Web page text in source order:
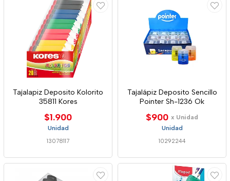
Tajalapiz Deposito Kolorito
35811 Kores
$1.900
Unidad
13078117
Tajalápiz Deposito Sencillo
Pointer Sh-1236 Ok
$900 x Unidad
Unidad
10292244